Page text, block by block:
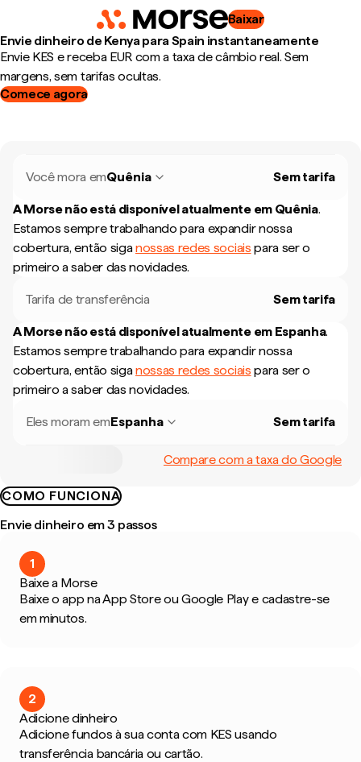
Baixar
Envie dinheiro de Kenya para Spain instantaneamente
Envie KES e receba EUR com a taxa de câmbio real. Sem
margens, sem tarifas ocultas.
Comece agora
Você mora emQuênia Sem tarifa
A Morse não está disponível atualmente em Quênia.
Estamos sempre trabalhando para expandir nossa
cobertura, então siganossas redes sociais para ser o
primeiro a saber das novidades.
Tarifa de transferência Sem tarifa
A Morse não está disponível atualmente em Espanha.
Estamos sempre trabalhando para expandir nossa
cobertura, então siganossas redes sociais para ser o
primeiro a saber das novidades.
Eles moram emEspanha Sem tarifa
Compare com a taxa do Google
COMO FUNCIONA
Envie dinheiro em 3 passos
1
Baixe a Morse
Baixe o app na App Store ou Google Play e cadastre-se
em minutos.
2
Adicione dinheiro
Adicione fundos à sua conta com KES usando
transferência bancária ou cartão.